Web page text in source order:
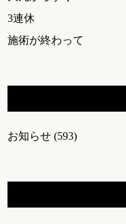
3連休
施術が終わって
お知らせ (593)